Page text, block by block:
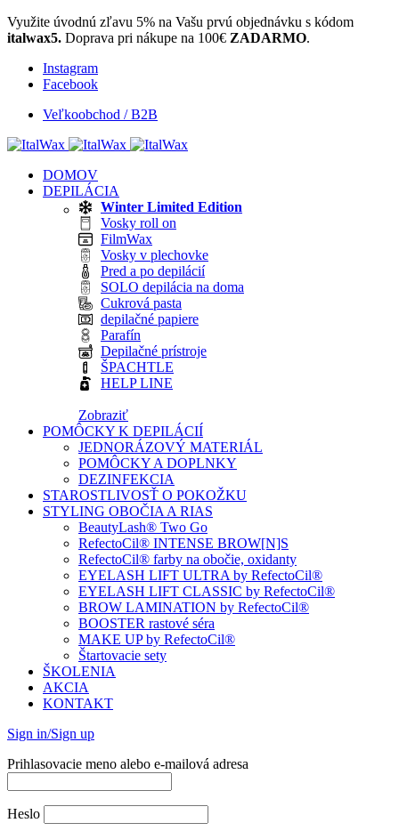
Využite úvodnú zľavu 5% na Vašu prvú objednávku s kódom
italwax5. Doprava pri nákupe na 100€ ZADARMO.
Instagram
Facebook
Veľkoobchod / B2B
DOMOV
DEPILÁCIA
Winter Limited Edition
Vosky roll on
FilmWax
Vosky v plechovke
Pred a po depilácií
SOLO depilácia na doma
Cukrová pasta
depilačné papiere
Parafín
Depilačné prístroje
ŠPACHTLE
HELP LINE
Zobraziť
POMÔCKY K DEPILÁCIÍ
JEDNORÁZOVÝ MATERIÁL
POMÔCKY A DOPLNKY
DEZINFEKCIA
STAROSTLIVOSŤ O POKOŽKU
STYLING OBOČIA A RIAS
BeautyLash® Two Go
RefectoCil® INTENSE BROW[N]S
RefectoCil® farby na obočie, oxidanty
EYELASH LIFT ULTRA by RefectoCil®
EYELASH LIFT CLASSIC by RefectoCil®
BROW LAMINATION by RefectoCil®
BOOSTER rastové séra
MAKE UP by RefectoCil®
Štartovacie sety
ŠKOLENIA
AKCIA
KONTAKT
Sign in/Sign up
Prihlasovacie meno alebo e-mailová adresa
Heslo